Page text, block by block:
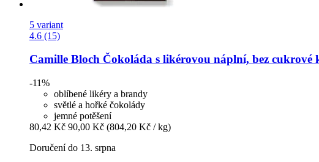
5 variant
4.6 (15)
Camille Bloch Čokoláda s likérovou náplní, bez cukrové
-11%
oblíbené likéry a brandy
světlé a hořké čokolády
jemné potěšení
80,42 Kč 90,00 Kč (804,20 Kč / kg)
Doručení do 13. srpna